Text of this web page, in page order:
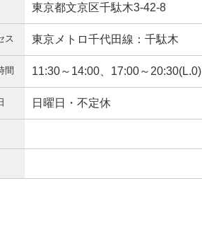
東京都文京区千駄木3-42-8
ス 東京メトロ千代田線：千駄木
間 11:30～14:00、17:00～20:30(L.0)
日曜日・不定休